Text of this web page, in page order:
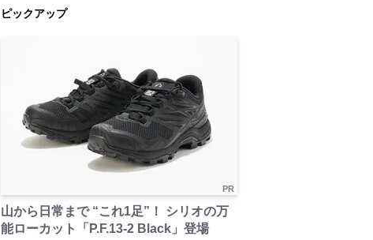
ピックアップ
PR
山から日常まで “これ1足”！ シリオの万
能ローカット「P.F.13-2 Black」登場